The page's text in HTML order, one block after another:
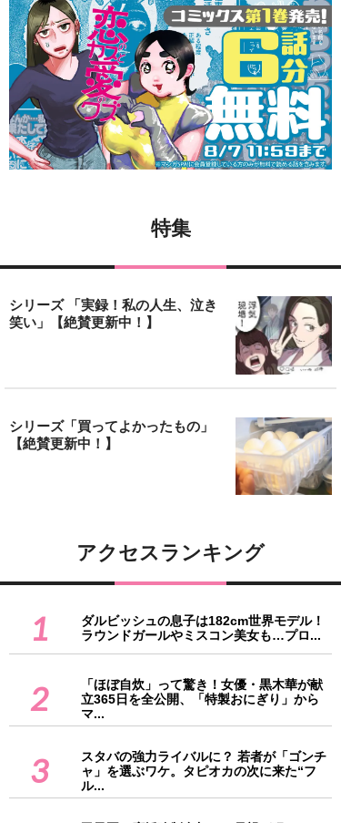
特集
シリーズ 「実録！私の人生、泣き
笑い」【絶賛更新中！】
シリーズ「買ってよかったもの」
【絶賛更新中！】
アクセスランキング
1
ダルビッシュの息子は182cm世界モデル！
ラウンドガールやミスコン美女も…プロ...
2
「ほぼ自炊」って驚き！女優・黒木華が献
立365日を全公開、「特製おにぎり」から
マ...
3
スタバの強力ライバルに？ 若者が「ゴンチ
ャ」を選ぶワケ。タピオカの次に来た“フ
ル...